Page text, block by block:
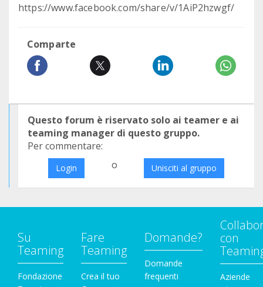
https://www.facebook.com/share/v/1AiP2hzwgf/
Comparte
Questo forum è riservato solo ai teamer e ai
teaming manager di questo gruppo.
Per commentare:
Login o Unisciti al gruppo
Su
Teaming
Fondazione
Fare
Teaming
Crea il tuo
Domande?
Domande
frequenti
con
Aziende